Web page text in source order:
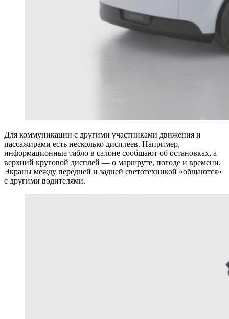
Для коммуникации с другими участниками движения и
пассажирами есть несколько дисплеев. Например,
информационные табло в салоне сообщают об остановках, а
верхний круговой дисплей — о маршруте, погоде и времени.
Экраны между передней и задней светотехникой «общаются»
с другими водителями.